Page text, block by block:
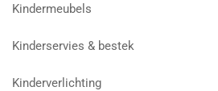
Kindermeubels
Kinderservies & bestek
Kinderverlichting